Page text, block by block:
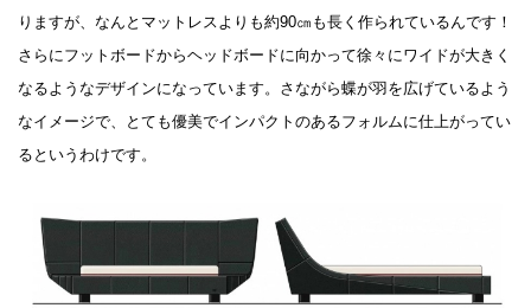
りますが、なんとマットレスよりも約90㎝も長く作られているんです！
さらにフットボードからヘッドボードに向かって徐々にワイドが大きく
なるようなデザインになっています。さながら蝶が羽を広げているよう
なイメージで、とても優美でインパクトのあるフォルムに仕上がってい
るというわけです。